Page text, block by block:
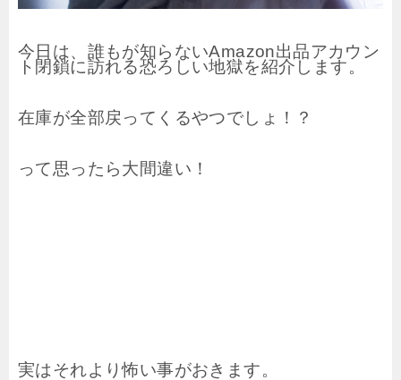
今日は、誰もが知らないAmazon出品アカウン
ト閉鎖に訪れる恐ろしい地獄を紹介します。
在庫が全部戻ってくるやつでしょ！？
って思ったら大間違い！
実はそれより怖い事がおきます。